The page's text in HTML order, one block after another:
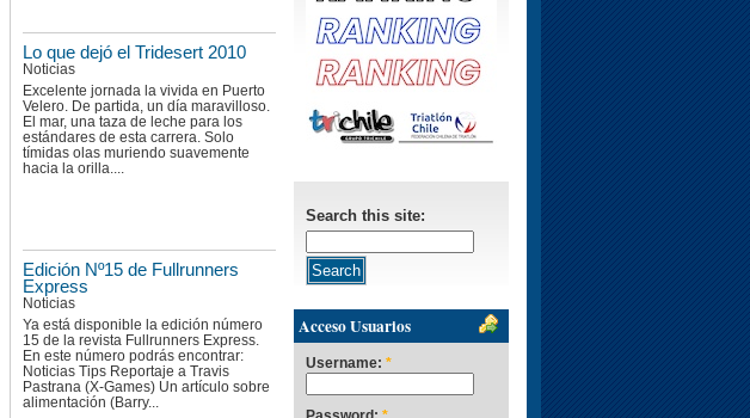
Lo que dejó el Tridesert 2010
Noticias
Excelente jornada la vivida en Puerto
Velero. De partida, un día maravilloso.
El mar, una taza de leche para los
estándares de esta carrera. Solo
tímidas olas muriendo suavemente
hacia la orilla....
Edición Nº15 de Fullrunners
Express
Noticias
Ya está disponible la edición número
15 de la revista Fullrunners Express.
En este número podrás encontrar:
Noticias Tips Reportaje a Travis
Pastrana (X-Games) Un artículo sobre
alimentación (Barry...
Search this site:
Acceso Usuarios
Username: *